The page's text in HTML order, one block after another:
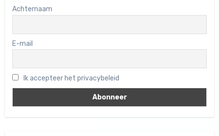
Achternaam
E-mail
Ik accepteer het privacybeleid